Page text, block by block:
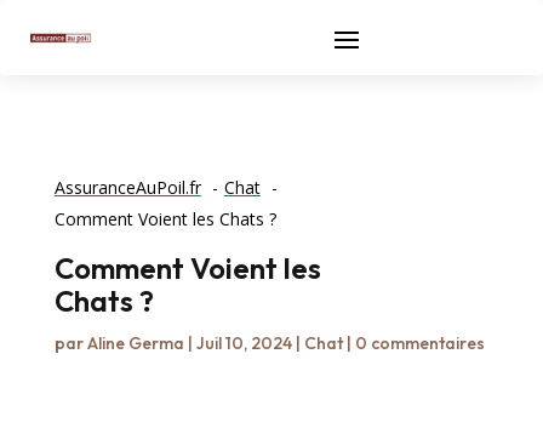
AssuranceAuPoil.fr
Chat
Comment Voient les Chats ?
Comment Voient les
Chats ?
parAline Germa | Juil 10, 2024| Chat| 0 commentaires